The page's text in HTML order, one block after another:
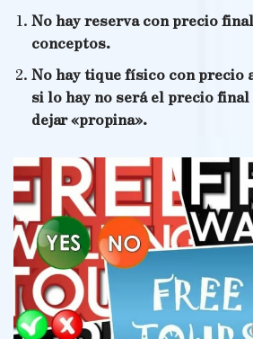
No hay reserva con precio
conceptos.
No hay tique físico con precio
si lo hay no será el precio final
dejar «propina».